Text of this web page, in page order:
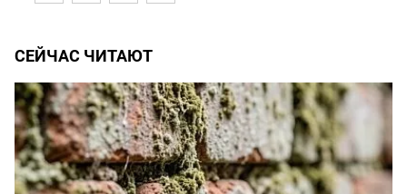
СЕЙЧАС ЧИТАЮТ